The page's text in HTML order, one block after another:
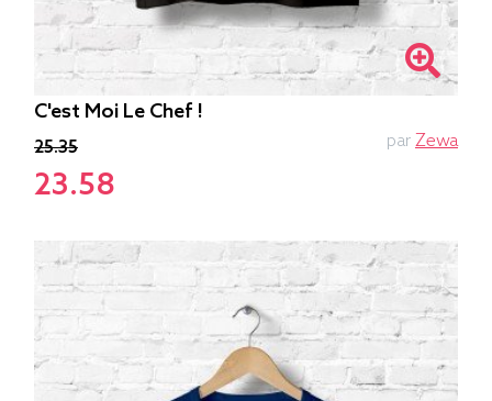
C'est Moi Le Chef !
25.35
23.58
par Zewa